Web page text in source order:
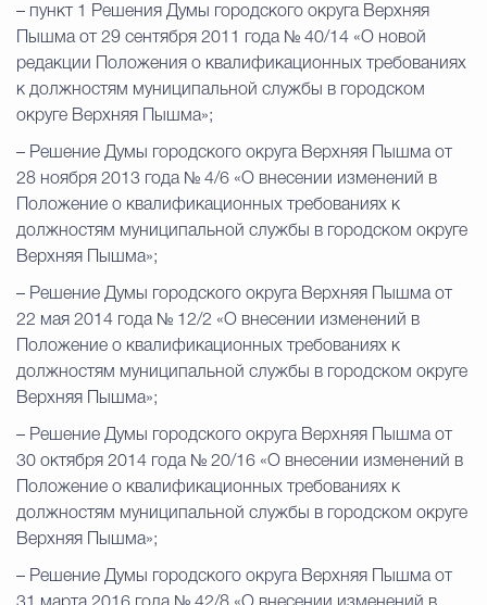
– пункт 1 Решения Думы городского округа Верхняя
Пышма от 29 сентября 2011 года № 40/14 «О новой
редакции Положения о квалификационных требованиях
к должностям муниципальной службы в городском
округе Верхняя Пышма»;
– Решение Думы городского округа Верхняя Пышма от
28 ноября 2013 года № 4/6 «О внесении изменений в
Положение о квалификационных требованиях к
должностям муниципальной службы в городском округе
Верхняя Пышма»;
– Решение Думы городского округа Верхняя Пышма от
22 мая 2014 года № 12/2 «О внесении изменений в
Положение о квалификационных требованиях к
должностям муниципальной службы в городском округе
Верхняя Пышма»;
– Решение Думы городского округа Верхняя Пышма от
30 октября 2014 года № 20/16 «О внесении изменений в
Положение о квалификационных требованиях к
должностям муниципальной службы в городском округе
Верхняя Пышма»;
– Решение Думы городского округа Верхняя Пышма от